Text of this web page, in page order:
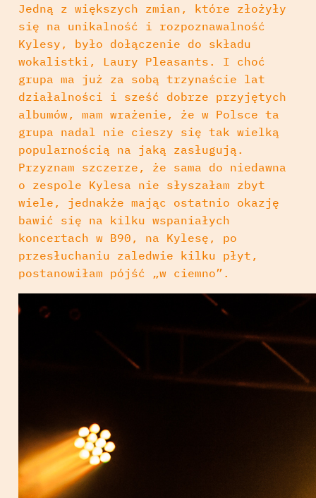
Jedną z większych zmian, które złożyły
się na unikalność i rozpoznawalność
Kylesy, było dołączenie do składu
wokalistki, Laury Pleasants. I choć
grupa ma już za sobą trzynaście lat
działalności i sześć dobrze przyjętych
albumów, mam wrażenie, że w Polsce ta
grupa nadal nie cieszy się tak wielką
popularnością na jaką zasługują.
Przyznam szczerze, że sama do niedawna
o zespole Kylesa nie słyszałam zbyt
wiele, jednakże mając ostatnio okazję
bawić się na kilku wspaniałych
koncertach w B90, na Kylesę, po
przesłuchaniu zaledwie kilku płyt,
postanowiłam pójść „w ciemno”.